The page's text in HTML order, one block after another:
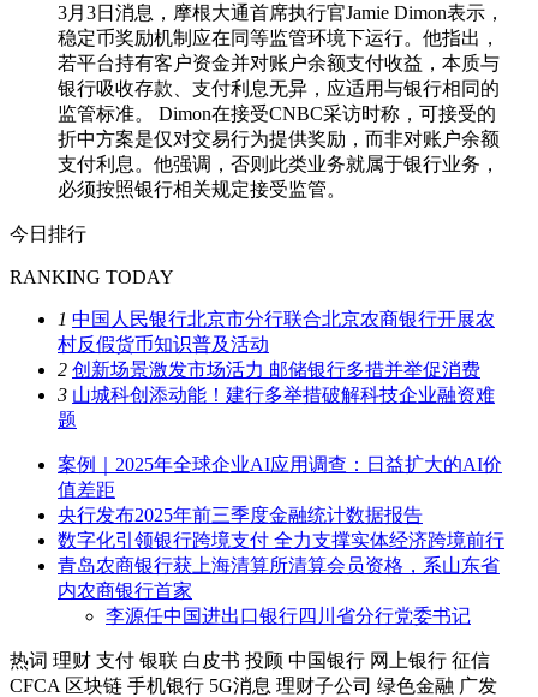
3月3日消息，摩根大通首席执行官Jamie Dimon表示，
稳定币奖励机制应在同等监管环境下运行。他指出，
若平台持有客户资金并对账户余额支付收益，本质与
银行吸收存款、支付利息无异，应适用与银行相同的
监管标准。 Dimon在接受CNBC采访时称，可接受的
折中方案是仅对交易行为提供奖励，而非对账户余额
支付利息。他强调，否则此类业务就属于银行业务，
必须按照银行相关规定接受监管。
今日排行
RANKING TODAY
1 中国人民银行北京市分行联合北京农商银行开展农
村反假货币知识普及活动
2 创新场景激发市场活力 邮储银行多措并举促消费
3 山城科创添动能！建行多举措破解科技企业融资难
题
案例｜2025年全球企业AI应用调查：日益扩大的AI价
值差距
央行发布2025年前三季度金融统计数据报告
数字化引领银行跨境支付 全力支撑实体经济跨境前行
青岛农商银行获上海清算所清算会员资格，系山东省
内农商银行首家
李源任中国进出口银行四川省分行党委书记
热词 理财 支付 银联 白皮书 投顾 中国银行 网上银行 征信
CFCA 区块链 手机银行 5G消息 理财子公司 绿色金融 广发